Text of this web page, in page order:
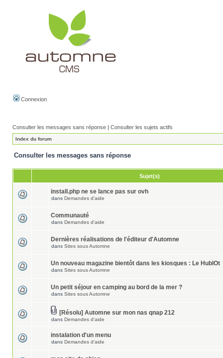
Connexion
Consulter les messages sans réponse | Consulter les sujets actifs
Index du forum
Consulter les messages sans réponse
Sujet(s)
install.php ne se lance pas sur ovh
dans Demandes d'aide
Communauté
dans Demandes d'aide
Dernières réalisations de l'éditeur d'Automne
dans Sites sous Automne
Un nouveau magazine bientôt dans les kiosques : Le HublOt
dans Sites sous Automne
Un petit séjour en camping au bord de la mer ?
dans Sites sous Automne
[Résolu] Automne sur mon nas qnap 212
dans Demandes d'aide
instalation d'un menu
dans Demandes d'aide